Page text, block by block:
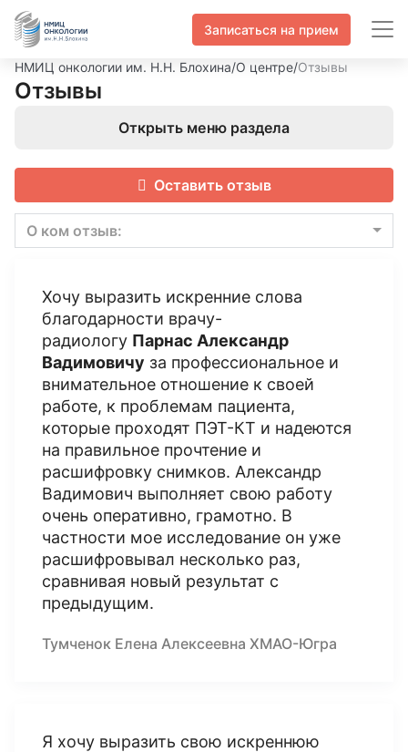
Записаться на прием
НМИЦ онкологии им. Н.Н. Блохина/О центре/Отзывы
Отзывы
Открыть меню раздела
Оставить отзыв
О ком отзыв:
Хочу выразить искренние слова
благодарности врачу-
радиологу Парнас Александр
Вадимовичу за профессиональное и
внимательное отношение к своей
работе, к проблемам пациента,
которые проходят ПЭТ-КТ и надеются
на правильное прочтение и
расшифровку снимков. Александр
Вадимович выполняет свою работу
очень оперативно, грамотно. В
частности мое исследование он уже
расшифровывал несколько раз,
сравнивая новый результат с
предыдущим.
Тумченок Елена Алексеевна ХМАО-Югра
Я хочу выразить свою искреннюю